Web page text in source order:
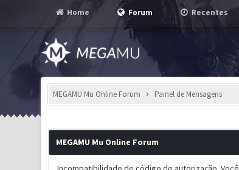
Home Forum Recentes
MEGAMU Mu Online Forum Painel de Mensagens
MEGAMU Mu Online Forum